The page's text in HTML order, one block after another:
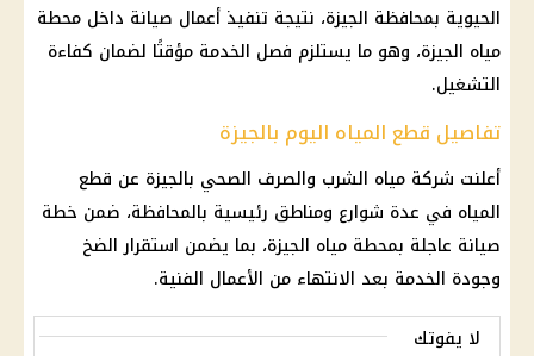
الحيوية بمحافظة الجيزة، نتيجة تنفيذ أعمال صيانة داخل محطة
مياه الجيزة، وهو ما يستلزم فصل الخدمة مؤقتًا لضمان كفاءة
التشغيل.
تفاصيل قطع المياه اليوم بالجيزة
أعلنت شركة مياه الشرب والصرف الصحي بالجيزة عن قطع
المياه في عدة شوارع ومناطق رئيسية بالمحافظة، ضمن خطة
صيانة عاجلة بمحطة مياه الجيزة، بما يضمن استقرار الضخ
وجودة الخدمة بعد الانتهاء من الأعمال الفنية.
لا يفوتك